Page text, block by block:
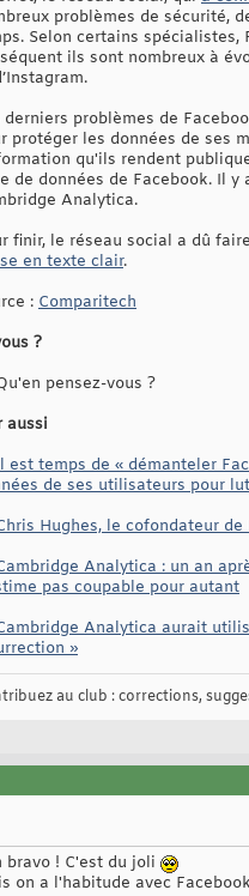
problèmes de sécurité,
Selon certains
ils sont nombreux à
derniers problèmes de
protéger les données de ses
qu'ils rendent
de données de Facebook. Il
Analytica.
finir, le réseau social a dû
en texte clair.
: Comparitech
?
pensez-vous ?
aussi
est temps de « démanteler
de ses utilisateurs pour
Hughes, le cofondateur
Analytica : un an
pas coupable pour autant
Analytica aurait
»
au club : corrections,
bravo ! C'est du joli
on a l'habitude avec